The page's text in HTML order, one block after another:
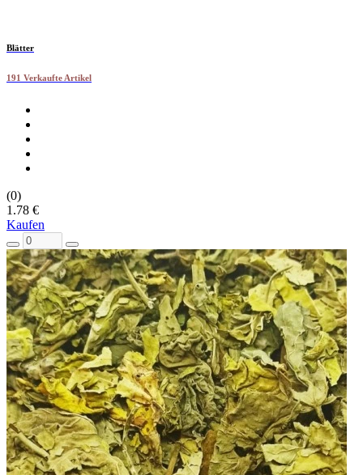
Blätter
191 Verkaufte Artikel
(0)
1.78 €
Kaufen